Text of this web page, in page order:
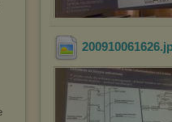
200910061626